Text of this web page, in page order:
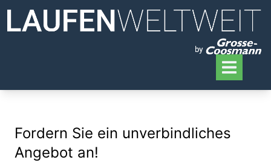
Fordern Sie ein unverbindliches
Angebot an!